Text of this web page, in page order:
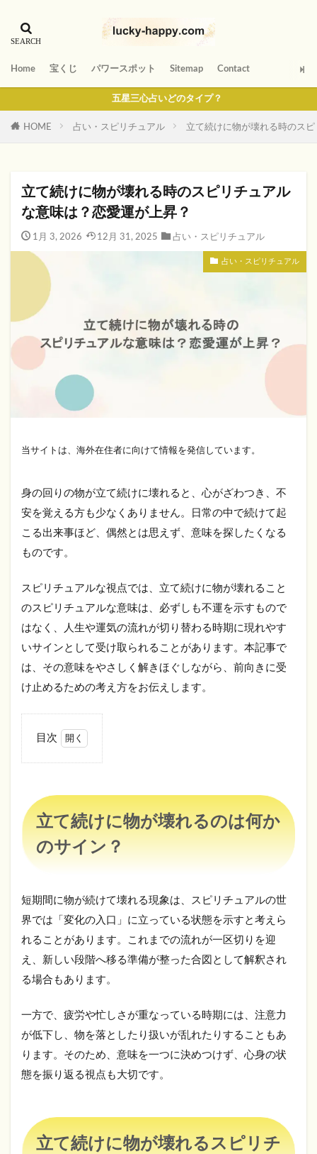
Home 宝くじ パワースポット Sitemap Contact
五星三心占いどのタイプ？
HOME 占い・スピリチュアル 立て続けに物が壊れる時のス
立て続けに物が壊れる時のスピリチュアル
な意味は？恋愛運が上昇？
1月 3, 2026 12月 31, 2025 占い・スピリチュアル
占い・スピリチュアル
当サイトは、海外在住者に向けて情報を発信しています。
身の回りの物が立て続けに壊れると、心がざわつき、不
安を覚える方も少なくありません。日常の中で続けて起
こる出来事ほど、偶然とは思えず、意味を探したくなる
ものです。
スピリチュアルな視点では、立て続けに物が壊れること
のスピリチュアルな意味は、必ずしも不運を示すもので
はなく、人生や運気の流れが切り替わる時期に現れやす
いサインとして受け取られることがあります。本記事で
は、その意味をやさしく解きほぐしながら、前向きに受
け止めるための考え方をお伝えします。
目次
に物
が壊
れる
のは
何か
ン？
2
て
続
け
に
が
れ
る
ピ
ュ
ア
ル
立て続けに物が壊れるのは何か
のサイン？
短期間に物が続けて壊れる現象は、スピリチュアルの世
界では「変化の入口」に立っている状態を示すと考えら
れることがあります。これまでの流れが一区切りを迎
え、新しい段階へ移る準備が整った合図として解釈され
る場合もあります。
一方で、疲労や忙しさが重なっている時期には、注意力
が低下し、物を落としたり扱いが乱れたりすることもあ
ります。そのため、意味を一つに決めつけず、心身の状
態を振り返る視点も大切です。
立て続けに物が壊れるスピリチ